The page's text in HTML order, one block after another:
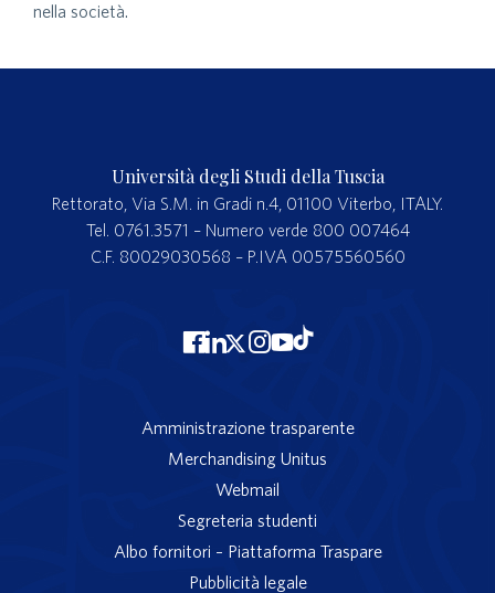
nella società.
Università degli Studi della Tuscia
Rettorato, Via S.M. in Gradi n.4, 01100 Viterbo, ITALY.
Tel. 0761.3571 – Numero verde 800 007464
C.F. 80029030568 – P.IVA 00575560560
Amministrazione trasparente
Merchandising Unitus
Webmail
Segreteria studenti
Albo fornitori – Piattaforma Traspare
Pubblicità legale